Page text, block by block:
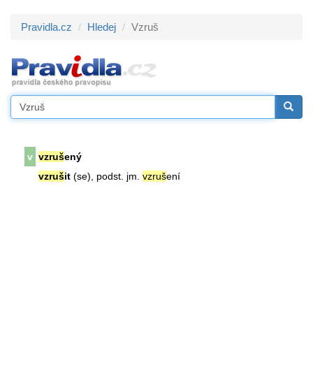
Pravidla.cz Hledej Vzruš
v vzrušený
vzrušit (se), podst. jm. vzrušení